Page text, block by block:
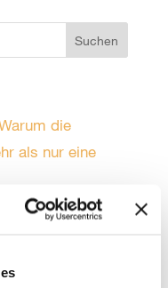
die
als nur eine